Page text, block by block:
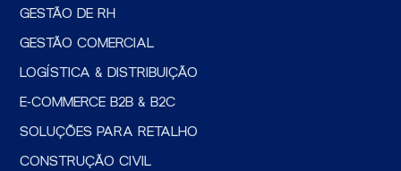
GESTÃO DE RH
GESTÃO COMERCIAL
LOGÍSTICA & DISTRIBUIÇÃO
E-COMMERCE B2B & B2C
SOLUÇÕES PARA RETALHO
CONSTRUÇÃO CIVIL